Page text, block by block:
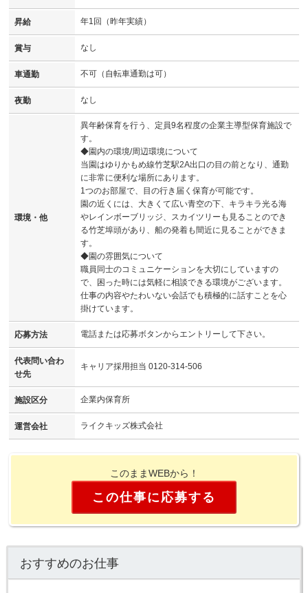
昇給 年1回（昨年実績）
賞与 なし
車通勤 不可（自転車通勤は可）
夜勤 なし
環境・他
異年齢保育を行う、定員9名程度の企業主導型保育施設で
す。
◆園内の環境/周辺環境について
当園はゆりかもめ線竹芝駅2A出口の目の前となり、通勤
に非常に便利な場所にあります。
1つのお部屋で、目の行き届く保育が可能です。
園の近くには、大きくて広い青空の下、キラキラ光る海
やレインボーブリッジ、スカイツリーも見ることのでき
る竹芝埠頭があり、船の発着も間近に見ることができま
す。
◆園の雰囲気について
職員同士のコミュニケーションを大切にしていますの
で、困った時には気軽に相談できる環境がございます。
仕事の内容やたわいない会話でも積極的に話すことを心
掛けています。
応募方法 電話または応募ボタンからエントリーして下さい。
代表問い合わ
せ先
キャリア採用担当 0120-314-506
施設区分 企業内保育所
運営会社 ライクキッズ株式会社
このままWEBから！
この仕事に応募する
おすすめのお仕事